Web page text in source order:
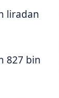
liradan
827 bin